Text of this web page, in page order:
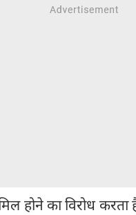
होने का विरोध